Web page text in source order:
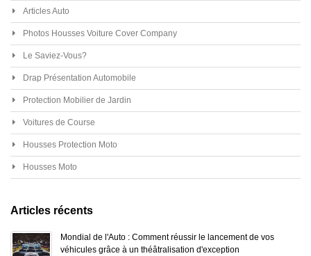
Articles Auto
Photos Housses Voiture Cover Company
Le Saviez-Vous?
Drap Présentation Automobile
Protection Mobilier de Jardin
Voitures de Course
Housses Protection Moto
Housses Moto
Articles récents
Mondial de l'Auto : Comment réussir le lancement de vos
véhicules grâce à un théâtralisation d'exception